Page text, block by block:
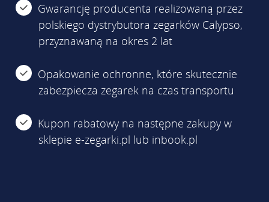
Gwarancję producenta realizowaną przez
polskiego dystrybutora zegarków Calypso,
przyznawaną na okres 2 lat
Opakowanie ochronne, które skutecznie
zabezpiecza zegarek na czas transportu
Kupon rabatowy na następne zakupy w
sklepie e-zegarki.pl lub inbook.pl